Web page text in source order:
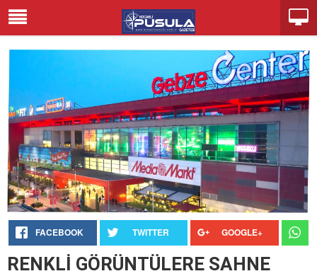
FACEBOOK TWITTER GOOGLE+
RENKLİ GÖRÜNTÜLERE SAHNE